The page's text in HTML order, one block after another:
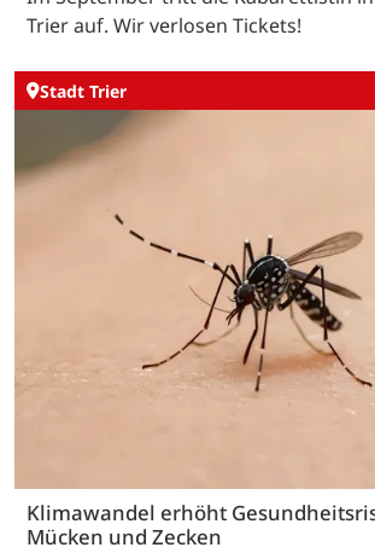
Trier auf. Wir verlosen Tickets!
Stadt Trier
Klimawandel erhöht
Mücken und Zecken